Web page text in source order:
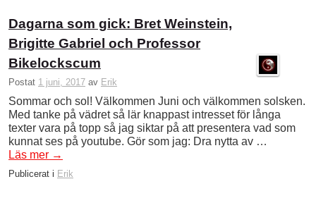
Dagarna som gick: Bret Weinstein,
Brigitte Gabriel och Professor
Bikelockscum
Postat 1 juni, 2017 av Erik
Sommar och sol! Välkommen Juni och välkommen solsken.
Med tanke på vädret så lär knappast intresset för långa
texter vara på topp så jag siktar på att presentera vad som
kunnat ses på youtube. Gör som jag: Dra nytta av …
Läs mer →
Publicerat i Erik